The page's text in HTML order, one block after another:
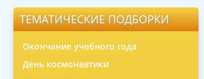
ТЕМАТИЧЕСКИЕ ПОДБОРКИ
Окончание учебного года
День космонавтики